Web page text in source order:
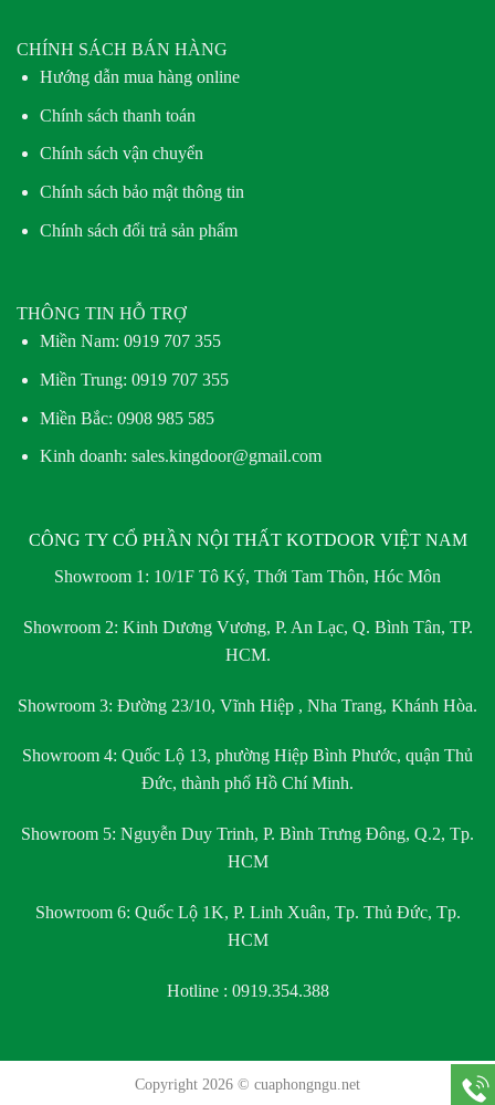
CHÍNH SÁCH BÁN HÀNG
Hướng dẫn mua hàng online
Chính sách thanh toán
Chính sách vận chuyển
Chính sách bảo mật thông tin
Chính sách đổi trả sản phẩm
THÔNG TIN HỖ TRỢ
Miền Nam: 0919 707 355
Miền Trung: 0919 707 355
Miền Bắc: 0908 985 585
Kinh doanh: sales.kingdoor@gmail.com
CÔNG TY CỔ PHẦN NỘI THẤT KOTDOOR VIỆT NAM
Showroom 1: 10/1F Tô Ký, Thới Tam Thôn, Hóc Môn
Showroom 2: Kinh Dương Vương, P. An Lạc, Q. Bình Tân, TP.
HCM.
Showroom 3: Đường 23/10, Vĩnh Hiệp , Nha Trang, Khánh Hòa.
Showroom 4: Quốc Lộ 13, phường Hiệp Bình Phước, quận Thủ
Đức, thành phố Hồ Chí Minh.
Showroom 5: Nguyễn Duy Trinh, P. Bình Trưng Đông, Q.2, Tp.
HCM
Showroom 6: Quốc Lộ 1K, P. Linh Xuân, Tp. Thủ Đức, Tp.
HCM
Hotline : 0919.354.388
Copyright 2026 © cuaphongngu.net